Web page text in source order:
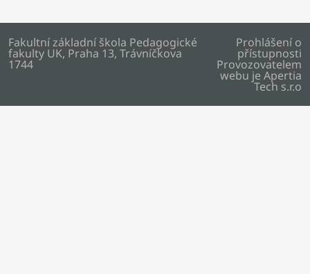
Fakultní základní škola Pedagogické
fakulty UK, Praha 13, Trávníčkova
1744
Prohlášení o
přístupnosti
Provozovatelem
webu je Apertia
Tech s.r.o